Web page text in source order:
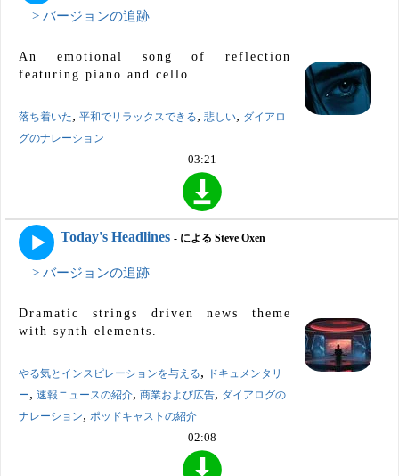
> バージョンの追跡
An emotional song of reflection
featuring piano and cello.
落ち着いた, 平和でリラックスできる, 悲しい, ダイアロ
グのナレーション
03:21
Today's Headlines - による Steve Oxen
> バージョンの追跡
Dramatic strings driven news theme
with synth elements.
やる気とインスピレーションを与える,
ドキュメンタリ
ー, 速報ニュースの紹介, 商業および広告, ダイアログの
ナレーション, ポッドキャストの紹介
02:08